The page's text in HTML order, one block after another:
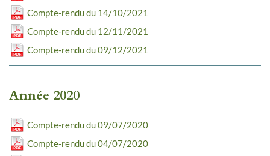
Compte-rendu du 14/10/2021
Compte-rendu du 12/11/2021
Compte-rendu du 09/12/2021
Année 2020
Compte-rendu du 09/07/2020
Compte-rendu du 04/07/2020